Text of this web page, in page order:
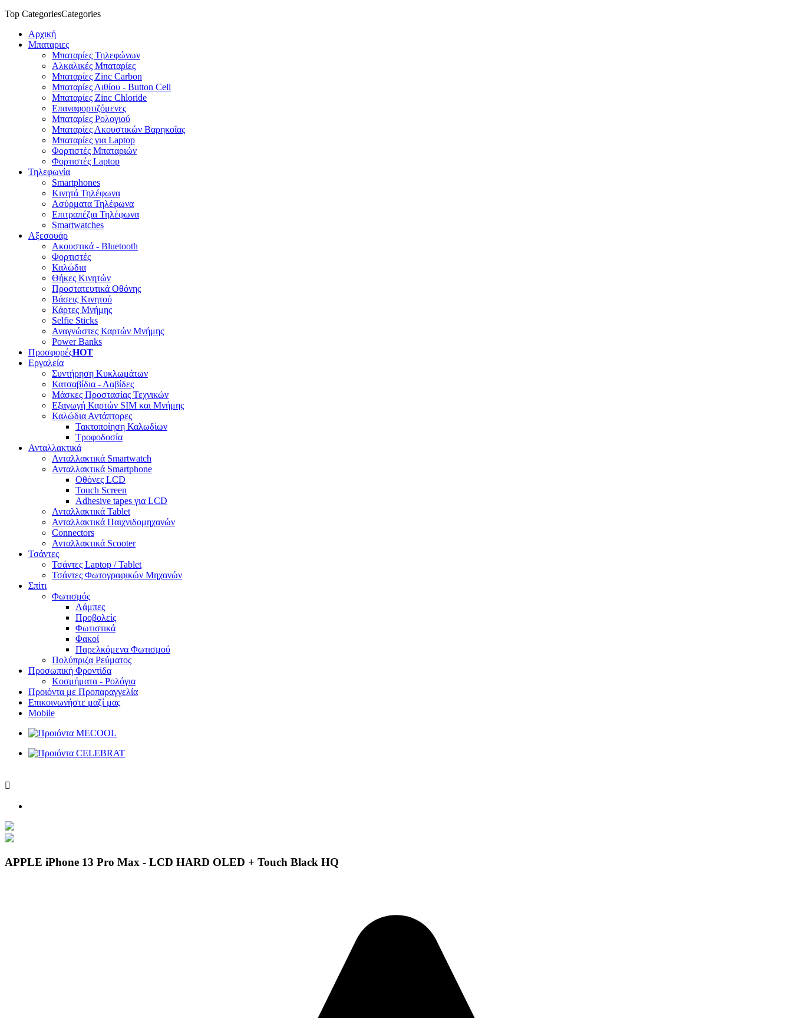
Top CategoriesCategories
Αρχική
Μπαταριες
Μπαταρίες Τηλεφώνων
Αλκαλικές Μπαταρίες
Μπαταρίες Zinc Carbon
Μπαταρίες Λιθίου - Button Cell
Μπαταρίες Zinc Chloride
Επαναφορτιζόμενες
Μπαταρίες Ρολογιού
Μπαταρίες Ακουστικών Βαρηκοΐας
Μπαταρίες για Laptop
Φορτιστές Μπαταριών
Φορτιστές Laptop
Τηλεφωνία
Smartphones
Κινητά Τηλέφωνα
Ασύρματα Τηλέφωνα
Επιτραπέζια Τηλέφωνα
Smartwatches
Αξεσουάρ
Ακουστικά - Bluetooth
Φορτιστές
Καλώδια
Θήκες Κινητών
Προστατευτικά Οθόνης
Βάσεις Κινητού
Κάρτες Μνήμης
Selfie Sticks
Αναγνώστες Καρτών Μνήμης
Power Banks
ΠροσφορέςHOT
Εργαλεία
Συντήρηση Κυκλωμάτων
Κατσαβίδια - Λαβίδες
Μάσκες Προστασίας Τεχνικών
Εξαγωγή Καρτών SIM και Μνήμης
Καλώδια Αντάπτορες
Τακτοποίηση Καλωδίων
Τροφοδοσία
Ανταλλακτικά
Ανταλλακτικά Smartwatch
Ανταλλακτικά Smartphone
Οθόνες LCD
Touch Screen
Adhesive tapes για LCD
Ανταλλακτικά Tablet
Ανταλλακτικά Παιχνιδομηχανών
Connectors
Ανταλλακτικά Scooter
Τσάντες
Τσάντες Laptop / Tablet
Τσάντες Φωτoγραφικών Μηχανών
Σπίτι
Φωτισμός
Λάμπες
Προβολείς
Φωτιστικά
Φακοί
Παρελκόμενα Φωτισμού
Πολύπριζα Ρεύματος
Προσωπική Φροντίδα
Κοσμήματα - Ρολόγια
Προιόντα με Προπαραγγελία
Επικοινωνήστε μαζί μας
Mobile

APPLE iPhone 13 Pro Max - LCD HARD OLED + Touch Black HQ